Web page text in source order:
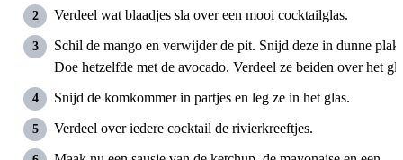
Verdeel wat blaadjes sla over een mooi cocktailglas.
Schil de mango en verwijder de pit. Snijd deze in dunne
Doe hetzelfde met de avocado. Verdeel ze beiden over het
Snijd de komkommer in partjes en leg ze in het glas.
Verdeel over iedere cocktail de rivierkreeftjes.